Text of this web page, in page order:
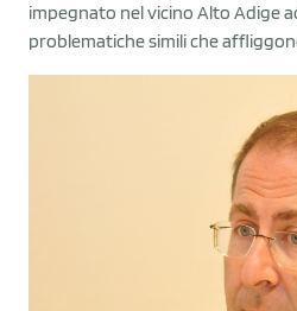
impegnato nel vicino Alto Adige
problematiche simili che